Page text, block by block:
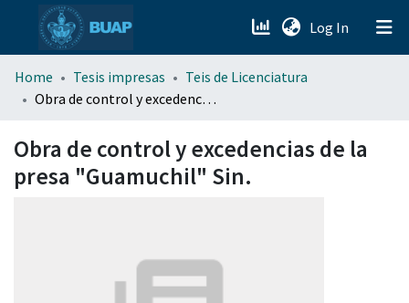
Log In (current)
menu.section.about_menu
Home Tesis impresas
Teis de Licenciatura
Obra de control y excedencias de la presa "Guamuchil" Sin.
Obra de control y excedencias de la
presa "Guamuchil" Sin.